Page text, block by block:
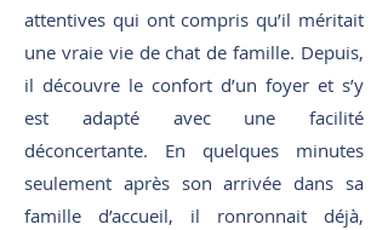
attentives qui ont compris qu’il méritait
une vraie vie de chat de famille. Depuis,
il découvre le confort d’un foyer et s’y
est adapté avec une facilité
déconcertante. En quelques minutes
seulement après son arrivée dans sa
famille d’accueil, il ronronnait déjà,